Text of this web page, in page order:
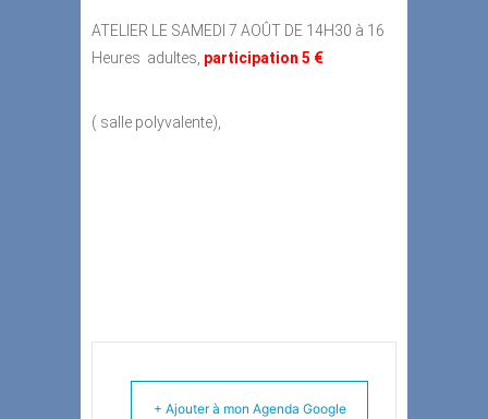
ATELIER LE SAMEDI 7 AOÛT DE 14H30 à 16
Heures adultes, participation 5 €
( salle polyvalente),
+ Ajouter à mon Agenda Google